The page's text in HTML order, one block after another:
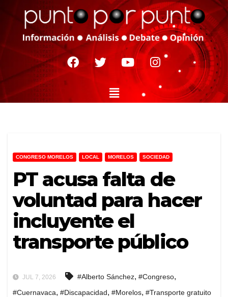
CONGRESO MORELOS LOCAL MORELOS SOCIEDAD
PT acusa falta de
voluntad para hacer
incluyente el
transporte público
JUL 7, 2026 #Alberto Sánchez, #Congreso,
#Cuernavaca, #Discapacidad, #Morelos, #Transporte gratuito